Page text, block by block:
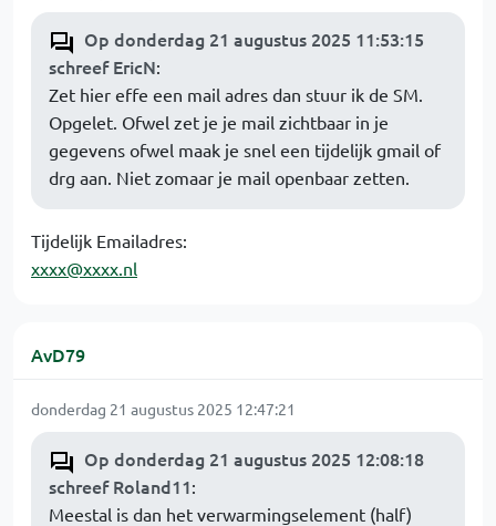
Op donderdag 21 augustus 2025 11:53:15
schreef EricN:
Zet hier effe een mail adres dan stuur ik de SM.
Opgelet. Ofwel zet je je mail zichtbaar in je
gegevens ofwel maak je snel een tijdelijk gmail of
drg aan. Niet zomaar je mail openbaar zetten.
Tijdelijk Emailadres:
xxxx@xxxx.nl
AvD79
donderdag 21 augustus 2025 12:47:21
Op donderdag 21 augustus 2025 12:08:18
schreef Roland11:
Meestal is dan het verwarmingselement (half)